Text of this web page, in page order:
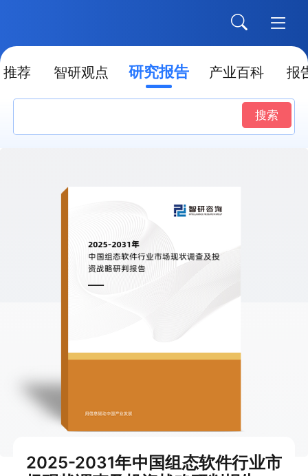
推荐 智研观点 研究报告 产业百科 报
搜索
2025-2031年中国组态软件行业市